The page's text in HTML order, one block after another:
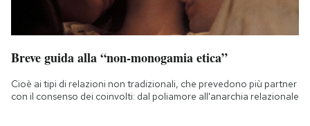
Breve guida alla “non-monogamia etica”
Cioè ai tipi di relazioni non tradizionali, che prevedono più partner
con il consenso dei coinvolti: dal poliamore all'anarchia relazionale